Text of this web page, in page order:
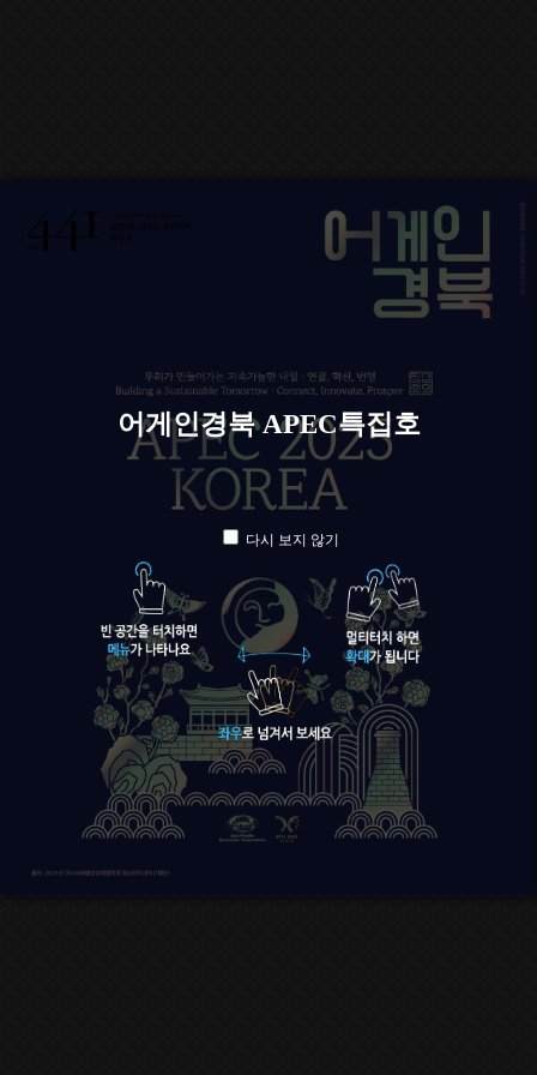
어게인경북 APEC특집호
다시 보지 않기